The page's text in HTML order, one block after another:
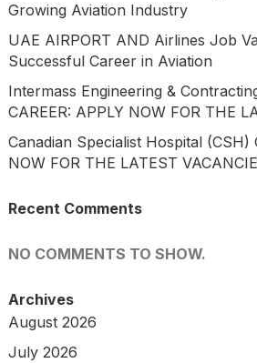
Growing Aviation Industry
UAE AIRPORT AND Airlines Job
Successful Career in Aviation
Intermass Engineering &
CAREER: APPLY NOW FOR THE
Canadian Specialist Hospital (CSH)
NOW FOR THE LATEST
Recent Comments
NO COMMENTS TO SHOW.
Archives
August 2026
July 2026